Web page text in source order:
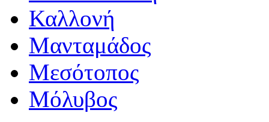
Καλλονή
Μανταμάδος
Μεσότοπος
Μόλυβος